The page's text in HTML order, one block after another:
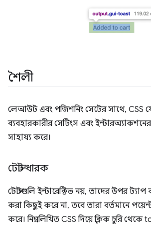
শৈলী
লেআউট এবং পজিশনিং সেটের সাথে, CSS
ব্যবহারকারীর সেটিংস এবং ইন্টারঅ্যাকশনের
সাহায্য করে।
টোস্ট ধারক
টোস্টগুলি ইন্টারেক্টিভ নয়, তাদের উপর
করা কিছুই করে না, তবে তারা বর্তমানে
করে। নিম্নলিখিত CSS দিয়ে ক্লিক চুরি থেকে